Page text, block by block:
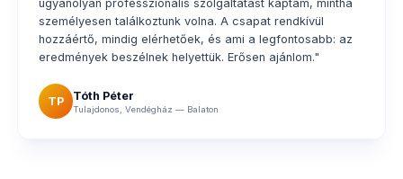
ugyanolyan professzionális szolgáltatást kaptam, mintha
személyesen találkoztunk volna. A csapat rendkívül
hozzáértő, mindig elérhetőek, és ami a legfontosabb: az
eredmények beszélnek helyettük. Erősen ajánlom."
TP Tóth Péter
Tulajdonos, Vendégház — Balaton